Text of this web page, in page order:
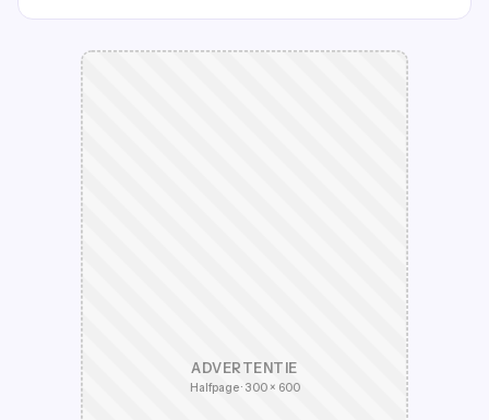
ADVERTENTIE
Halfpage · 300 × 600